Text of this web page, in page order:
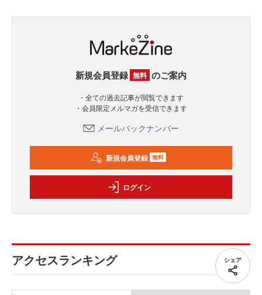
シェア
新規会員登録 無料 のご案内
・全ての過去記事が閲覧できます
・会員限定メルマガを受信できます
メールバックナンバー
新規会員登録 無料
ログイン
アクセスランキング